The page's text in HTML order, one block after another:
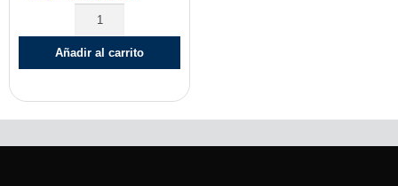
Añadir al carrito